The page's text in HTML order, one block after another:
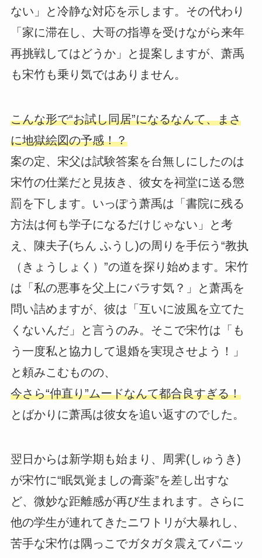
ない」と冷静な対応を示します。その代わり
「家に滞在し、大哥の指導を受けながら来年
再挑戦してはどうか」と提案しますが、萧禹
も宋竹も乗り気ではありません。
こんな形で“お試し同居”になるなんて、まさ
に地獄絵図の予感！？
案の定、宋父は試験答案を台無しにしたのは
宋竹の仕業だと見抜き、彼女を祠堂に送る懲
罰を下します。いっぽう萧禹は「書院に残る
方法は何も学子になるだけじゃない」と考
え、陳夫子(ちん ふうし)の周りを手伝う“教执
（きょうしょく）”の道を探り始めます。宋竹
は「私の悪事を父上にバラす気？」と萧禹を
問い詰めますが、彼は「互いに波風を立てた
くないんだ」と言うのみ。そこで宋竹は「も
う一度私と協力して退婚を実現させよう！」
と頼みこむものの、
今さら“仲直り”ムードなんて都合良すぎる！
とばかりに萧禹は彼女を追い返すのでした。
翌日からは新学期も始まり、周霁(しゅうき)
が宋竹に“眠気覚ましの膏薬”を差し出すな
ど、微妙な距離感が再び生まれます。さらに
他の学生が連れてきたニワトリが大暴れし、
苦手な宋竹は隅っこでガタガタ震えてパニッ